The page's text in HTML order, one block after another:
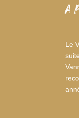
A
Le